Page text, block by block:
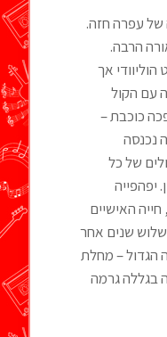
למותה של עפרה חזה.
הרבה.
אך
עם הקול
כוכבת –
נכנסה
גדולים של כל
יפהפייה
האישיים
עד שנישאה בגיל 40, ושלוש שנים אחר
הגדול – מחלת
בגללה גרמה